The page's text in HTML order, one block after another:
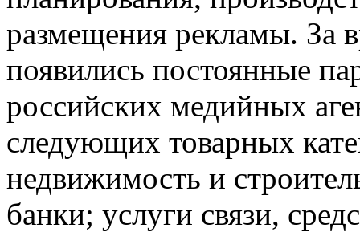
размещения рекламы. За
появились постоянные
российских медийных
следующих товарных
недвижимость и
банки; услуги связи,